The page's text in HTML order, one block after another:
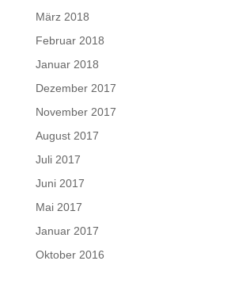
März 2018
Februar 2018
Januar 2018
Dezember 2017
November 2017
August 2017
Juli 2017
Juni 2017
Mai 2017
Januar 2017
Oktober 2016